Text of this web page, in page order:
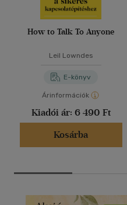
How to Talk To Anyone
Leil Lowndes
E-könyv
Árinformációk
Kiadói ár: 6 490 Ft
Kosárba